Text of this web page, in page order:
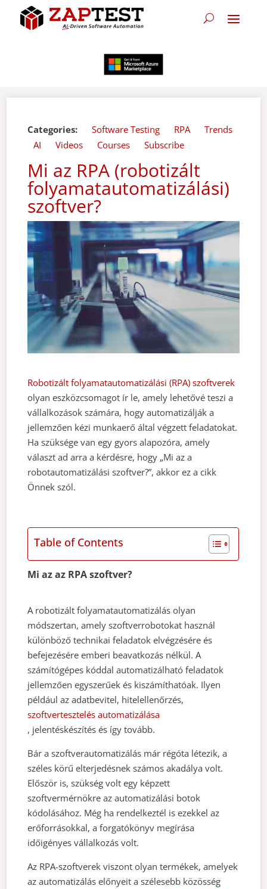
Categories: Software Testing RPA
Trends
AI
Videos Courses Subscribe
Mi az RPA (robotizált
folyamatautomatizálási)
szoftver?
Robotizált folyamatautomatizálási (RPA) szoftverek
olyan eszközcsomagot ír le, amely lehetővé teszi a
vállalkozások számára, hogy automatizálják a
jellemzően kézi munkaerő által végzett feladatokat.
Ha szüksége van egy gyors alapozóra, amely
választ ad arra a kérdésre, hogy „Mi az a
robotautomatizálási szoftver?”, akkor ez a cikk
Önnek szól.
Table of Contents
Mi az az RPA szoftver?
A robotizált folyamatautomatizálás olyan
módszertan, amely szoftverrobotokat használ
különböző technikai feladatok elvégzésére és
befejezésére emberi beavatkozás nélkül. A
számítógépes kóddal automatizálható feladatok
jellemzően egyszerűek és kiszámíthatóak. Ilyen
például az adatbevitel, hitelellenőrzés,
szoftvertesztelés automatizálása
, jelentéskészítés és így tovább.
Bár a szoftverautomatizálás már régóta létezik, a
széles körű elterjedésnek számos akadálya volt.
Először is, szükség volt egy képzett
szoftvermérnökre az automatizálási botok
kódolásához. Még ha rendelkeztél is ezekkel az
erőforrásokkal, a forgatókönyv megírása
időigényes vállalkozás volt.
Az RPA-szoftverek viszont olyan termékek, amelyek
az automatizálás előnyeit a szélesebb közösség